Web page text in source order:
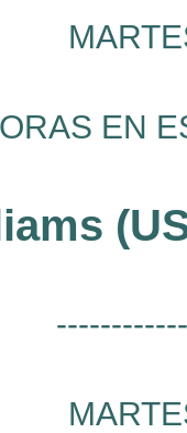
EN